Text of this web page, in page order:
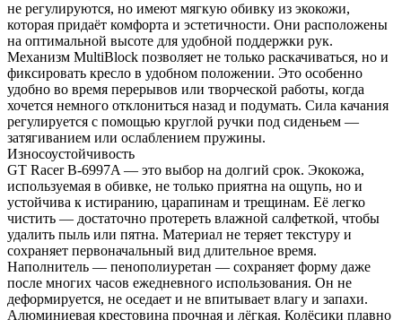
не регулируются, но имеют мягкую обивку из экокожи,
которая придаёт комфорта и эстетичности. Они расположены
на оптимальной высоте для удобной поддержки рук.
Механизм MultiBlock позволяет не только раскачиваться, но и
фиксировать кресло в удобном положении. Это особенно
удобно во время перерывов или творческой работы, когда
хочется немного отклониться назад и подумать. Сила качания
регулируется с помощью круглой ручки под сиденьем —
затягиванием или ослаблением пружины.
Износоустойчивость
GT Racer B-6997A — это выбор на долгий срок. Экокожа,
используемая в обивке, не только приятна на ощупь, но и
устойчива к истиранию, царапинам и трещинам. Её легко
чистить — достаточно протереть влажной салфеткой, чтобы
удалить пыль или пятна. Материал не теряет текстуру и
сохраняет первоначальный вид длительное время.
Наполнитель — пенополиуретан — сохраняет форму даже
после многих часов ежедневного использования. Он не
деформируется, не оседает и не впитывает влагу и запахи.
Алюминиевая крестовина прочная и лёгкая. Колёсики плавно